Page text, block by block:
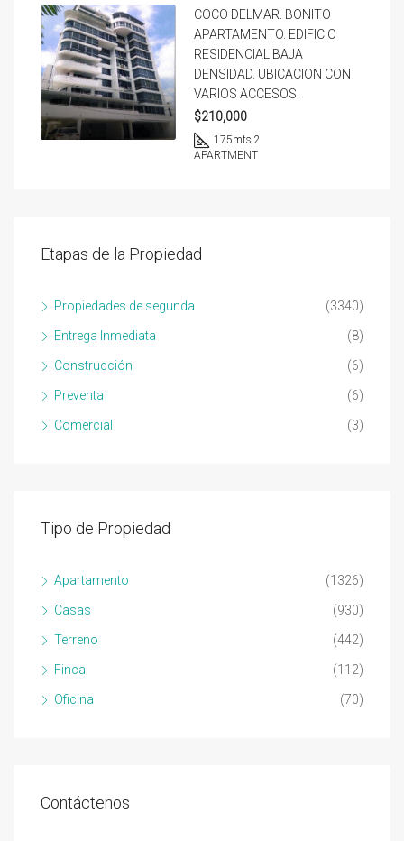
COCO DELMAR. BONITO
APARTAMENTO. EDIFICIO
RESIDENCIAL BAJA
DENSIDAD. UBICACION CON
VARIOS ACCESOS.
$210,000
175mts 2
APARTMENT
Etapas de la Propiedad
Propiedades de segunda (3340)
Entrega Inmediata (8)
Construcción (6)
Preventa (6)
Comercial (3)
Tipo de Propiedad
Apartamento (1326)
Casas (930)
Terreno (442)
Finca (112)
Oficina (70)
Contáctenos